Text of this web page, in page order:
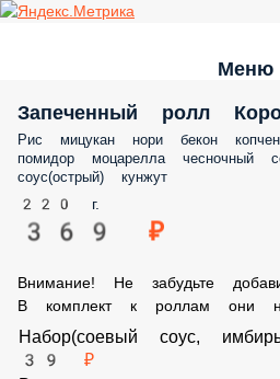
Меню
Запеченный ролл
Рис мицукан нори бекон
помидор моцарелла чесночный
соус(острый) кунжут
220 г.
369 ₽
Внимание! Не забудьте
В комплект к роллам они
Набор(соевый соус,
39 ₽